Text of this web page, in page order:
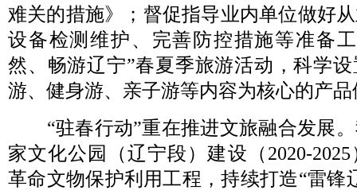
难关的措施》；督促指导业内单位做好
设备检测维护、完善防控措施等准备
然、畅游辽宁”春夏季旅游活动，科学
游、健身游、亲子游等内容为核心的产
“驻春行动”重在推进文旅融合发展
家文化公园（辽宁段）建设（2020-
革命文物保护利用工程，持续打造“雷锋